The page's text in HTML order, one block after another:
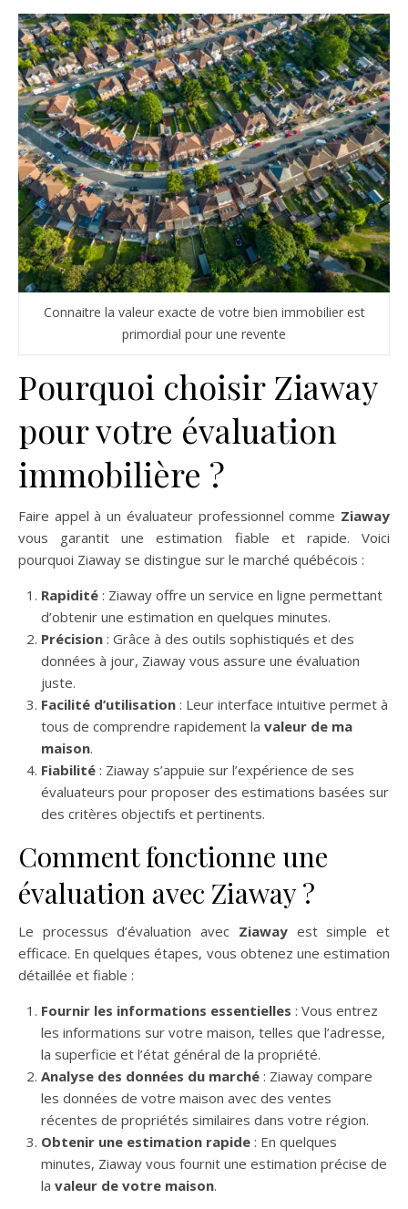
Connaitre la valeur exacte de votre bien immobilier est
primordial pour une revente
Pourquoi choisir Ziaway
pour votre évaluation
immobilière ?
Faire appel à un évaluateur professionnel comme Ziaway
vous garantit une estimation fiable et rapide. Voici
pourquoi Ziaway se distingue sur le marché québécois :
Rapidité : Ziaway offre un service en ligne permettant
d’obtenir une estimation en quelques minutes.
Précision : Grâce à des outils sophistiqués et des
données à jour, Ziaway vous assure une évaluation
juste.
Facilité d’utilisation : Leur interface intuitive permet à
tous de comprendre rapidement la valeur de ma
maison.
Fiabilité : Ziaway s’appuie sur l’expérience de ses
évaluateurs pour proposer des estimations basées sur
des critères objectifs et pertinents.
Comment fonctionne une
évaluation avec Ziaway ?
Le processus d’évaluation avec Ziawayest simple et
efficace. En quelques étapes, vous obtenez une estimation
détaillée et fiable :
Fournir les informations essentielles : Vous entrez
les informations sur votre maison, telles que l’adresse,
la superficie et l’état général de la propriété.
Analyse des données du marché : Ziaway compare
les données de votre maison avec des ventes
récentes de propriétés similaires dans votre région.
Obtenir une estimation rapide : En quelques
minutes, Ziaway vous fournit une estimation précise de
la valeur de votre maison.